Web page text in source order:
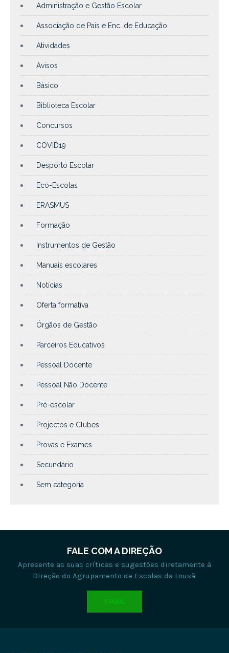
Administração e Gestão Escolar
Associação de Pais e Enc. de Educação
Atividades
Avisos
Básico
Biblioteca Escolar
Concursos
COVID19
Desporto Escolar
Eco-Escolas
ERASMUS
Formação
Instrumentos de Gestão
Manuais escolares
Notícias
Oferta formativa
Órgãos de Gestão
Parceiros Educativos
Pessoal Docente
Pessoal Não Docente
Pré-escolar
Projectos e Clubes
Provas e Exames
Secundário
Sem categoria
FALE COM A DIREÇÃO
Apresente as suas críticas e sugestões diretamente à
Direção do Agrupamento de Escolas da Lousã.
EMAIL